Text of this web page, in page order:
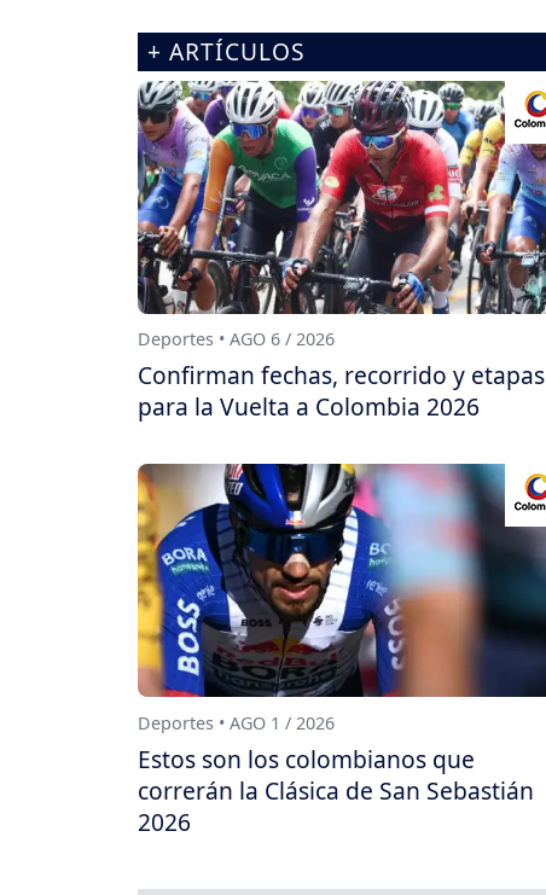
+ ARTÍCULOS
Deportes • AGO 6 / 2026
Confirman fechas, recorrido y etapas
para la Vuelta a Colombia 2026
Deportes • AGO 1 / 2026
Estos son los colombianos que
correrán la Clásica de San Sebastián
2026